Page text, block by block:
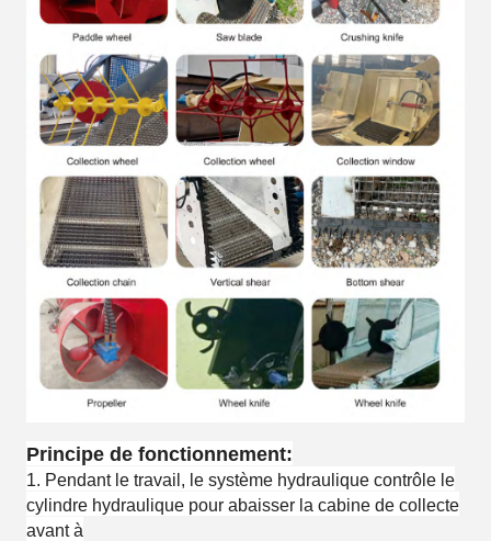
Principe de fonctionnement:
1. Pendant le travail, le système hydraulique contrôle le
cylindre hydraulique pour abaisser la cabine de collecte
avant à